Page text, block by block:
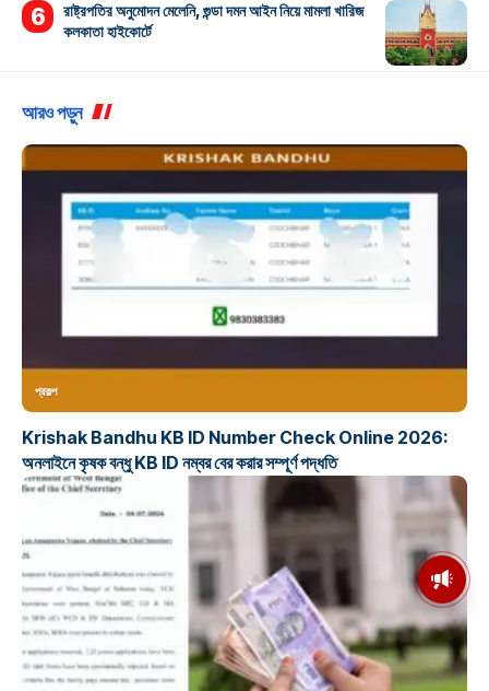
রাষ্ট্রপতির অনুমোদন মেলেনি, গুন্ডা দমন আইন নিয়ে মামলা খারিজ
কলকাতা হাইকোর্টে
আরও পড়ুন
প্রকল্প
Krishak Bandhu KB ID Number Check Online 2026:
অনলাইনে কৃষক বন্ধু KB ID নম্বর বের করার সম্পূর্ণ পদ্ধতি
মসজিদের মাইক কেন খুলছে পুলিশ?
ডিজিপির কাছে জবাব চাইলেন নওশাদ
সিদ্দিকী; ব্যাখ্যা না মিললে আইনি পদক্ষেপের
ইঙ্গিত